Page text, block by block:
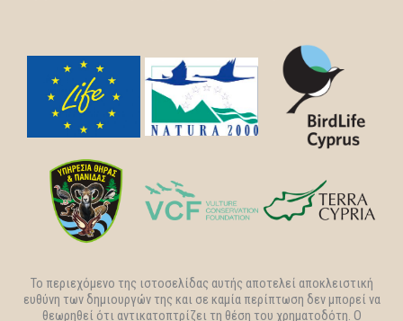
Το περιεχόμενο της ιστοσελίδας αυτής αποτελεί αποκλειστική
ευθύνη των δημιουργών της και σε καμία περίπτωση δεν μπορεί να
θεωρηθεί ότι αντικατοπτρίζει τη θέση του χρηματοδότη. Ο